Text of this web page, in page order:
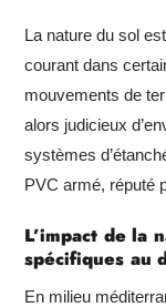
La nature du sol
courant dans
mouvements de
alors judicieux
systèmes
PVC armé, réputé
L’impact de la
spécifiques au
En milieu